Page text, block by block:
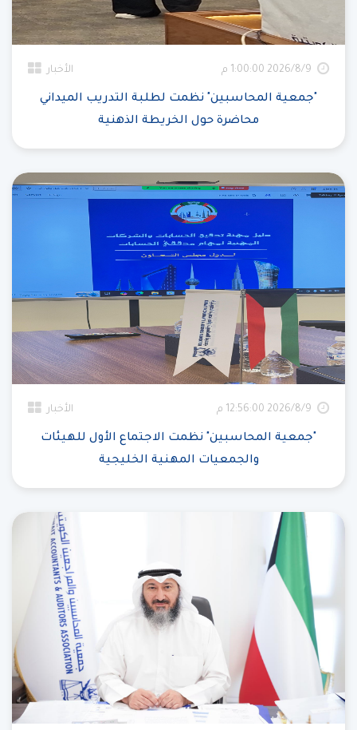
9‏‏/8‏‏/2026 1:00:00 م الأخبار
"جمعية المحاسبين" نظمت لطلبة التدريب الميداني
محاضرة حول الخريطة الذهنية
9‏‏/8‏‏/2026 12:56:00 م الأخبار
"جمعية المحاسبين" نظمت الاجتماع الأول للهيئات
والجمعيات المهنية الخليجية